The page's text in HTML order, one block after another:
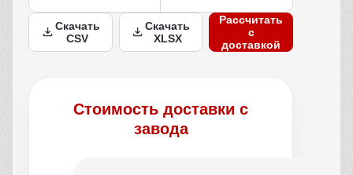
Скачать
CSV
Скачать
XLSX
Рассчитать
с
доставкой
Стоимость доставки с
завода